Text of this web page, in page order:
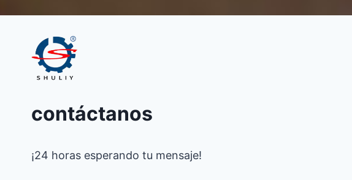
contáctanos
¡24 horas esperando tu mensaje!